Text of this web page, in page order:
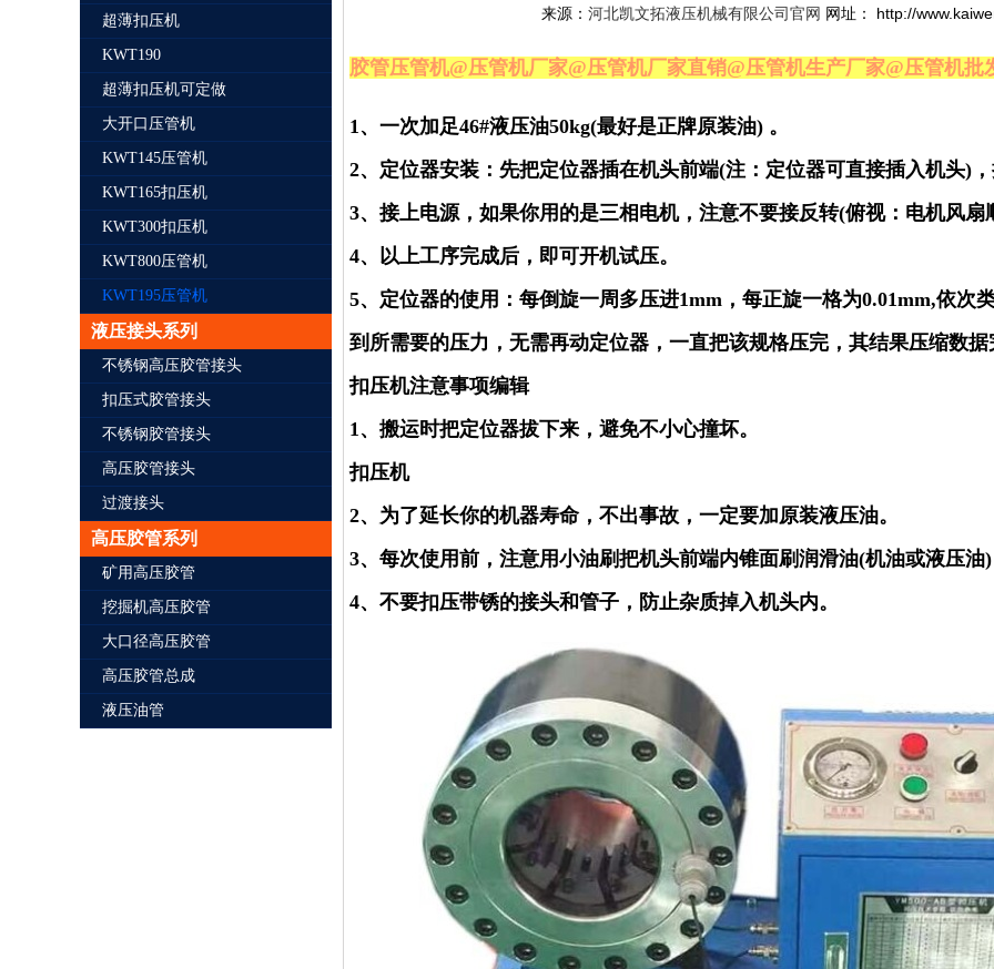
超薄扣压机
KWT190
超薄扣压机可定做
大开口压管机
KWT145压管机
KWT165扣压机
KWT300扣压机
KWT800压管机
KWT195压管机
液压接头系列
不锈钢高压胶管接头
扣压式胶管接头
不锈钢胶管接头
高压胶管接头
过渡接头
高压胶管系列
矿用高压胶管
挖掘机高压胶管
大口径高压胶管
高压胶管总成
液压油管
来源： 河北凯文拓液压机械有限公司官网 网址： http://
胶管压管机@压管机厂家@压管机厂家直销@压管机生产厂家@压管机批
1、一次加足46#液压油50kg(最好是正牌原装油) 。
2、定位器安装：先把定位器插在机头前端(注：定位器可直接插入机头)
3、接上电源，如果你用的是三相电机，注意不要接反转(俯视：电机风
4、以上工序完成后，即可开机试压。
5、定位器的使用：每倒旋一周多压进1mm，每正旋一格为0.01mm,依次
到所需要的压力，无需再动定位器，一直把该规格压完，其结果压缩数
扣压机注意事项编辑
1、搬运时把定位器拔下来，避免不小心撞坏。
扣压机
2、为了延长你的机器寿命，不出事故，一定要加原装液压油。
3、每次使用前，注意用小油刷把机头前端内锥面刷润滑油(机油或液压油
4、不要扣压带锈的接头和管子，防止杂质掉入机头内。